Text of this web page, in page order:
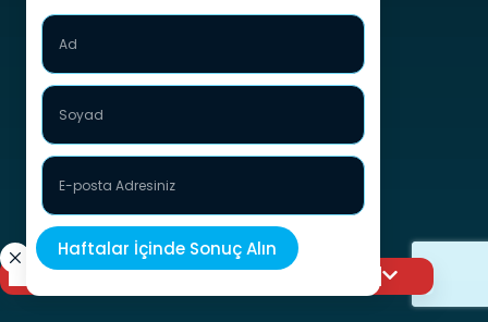
Görünürlüğünüzü bir üst seviyeye taşıyın